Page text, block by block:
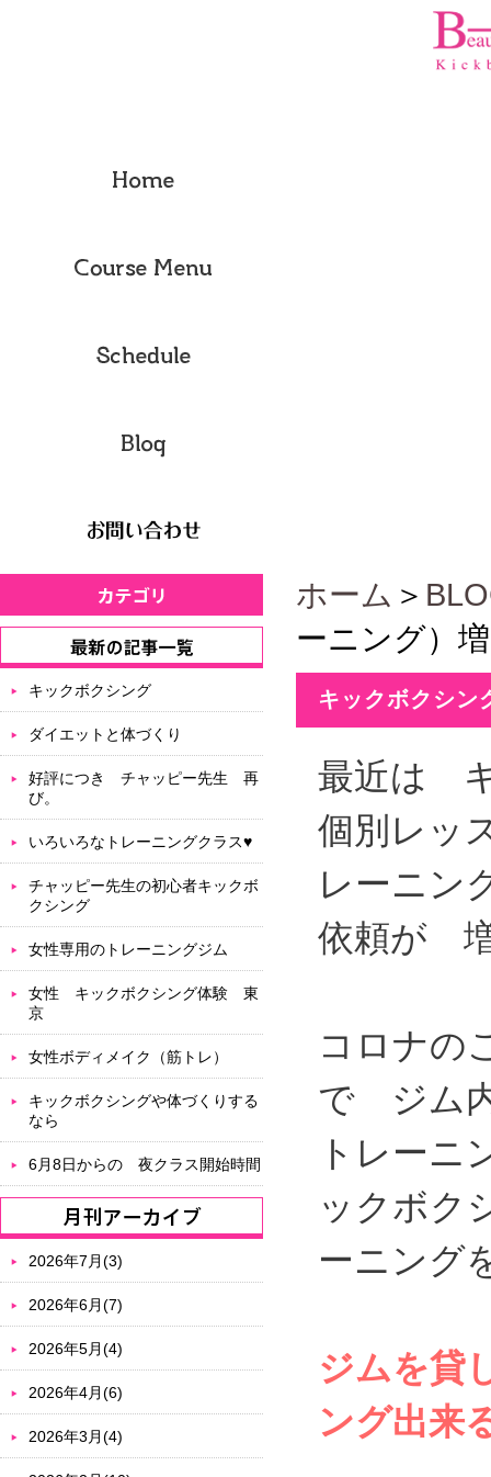
ホーム ＞
ーニング）
キックボクシン
最近は
個別レッ
レーニン
依頼が
コロナの
で ジム
トレーニ
ックボク
ーニング
ジムを貸
ング出来
キックボクシング
ダイエットと体づくり
好評につき チャッピー先生 再
び。
いろいろなトレーニングクラス♥
チャッピー先生の初心者キックボ
クシング
女性専用のトレーニングジム
女性 キックボクシング体験 東
京
女性ボディメイク（筋トレ）
キックボクシングや体づくりする
なら
6月8日からの 夜クラス開始時間
2026年7月(3)
2026年6月(7)
2026年5月(4)
2026年4月(6)
2026年3月(4)